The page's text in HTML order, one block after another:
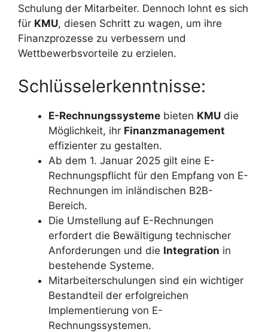
Schulung der Mitarbeiter. Dennoch lohnt es sich
für KMU, diesen Schritt zu wagen, um ihre
Finanzprozesse zu verbessern und
Wettbewerbsvorteile zu erzielen.
Schlüsselerkenntnisse:
E-Rechnungssysteme bieten KMU die
Möglichkeit, ihr Finanzmanagement
effizienter zu gestalten.
Ab dem 1. Januar 2025 gilt eine E-
Rechnungspflicht für den Empfang von E-
Rechnungen im inländischen B2B-
Bereich.
Die Umstellung auf E-Rechnungen
erfordert die Bewältigung technischer
Anforderungen und die Integration in
bestehende Systeme.
Mitarbeiterschulungen sind ein wichtiger
Bestandteil der erfolgreichen
Implementierung von E-
Rechnungssystemen.